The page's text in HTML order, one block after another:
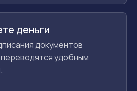
деньги
документов
удобным